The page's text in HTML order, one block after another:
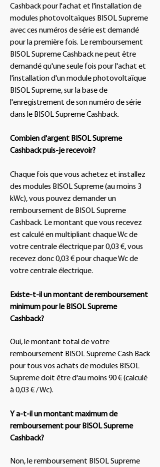
Cashback pour l'achat et l'installation de
modules photovoltaïques BISOL Supreme
avec ces numéros de série est demandé
pour la première fois. Le remboursement
BISOL Supreme Cashback ne peut être
demandé qu'une seule fois pour l'achat et
l'installation d'un module photovoltaïque
BISOL Supreme, sur la base de
l'enregistrement de son numéro de série
dans le BISOL Supreme Cashback.
Combien d'argent BISOL Supreme
Cashback puis-je recevoir?
Chaque fois que vous achetez et installez
des modules BISOL Supreme (au moins 3
kWc), vous pouvez demander un
remboursement de BISOL Supreme
Cashback. Le montant que vous recevez
est calculé en multipliant chaque Wc de
votre centrale électrique par 0,03 €, vous
recevez donc 0,03 € pour chaque Wc de
votre centrale électrique.
Existe-t-il un montant de remboursement
minimum pour le BISOL Supreme
Cashback?
Oui, le montant total de votre
remboursement BISOL Supreme Cash Back
pour tous vos achats de modules BISOL
Supreme doit être d'au moins 90 € (calculé
à 0,03 € / Wc).
Y a-t-il un montant maximum de
remboursement pour BISOL Supreme
Cashback?
Non, le remboursement BISOL Supreme